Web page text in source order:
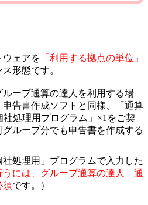
ェアを 「利用する拠点の単位」
形態です。
ループ通算の達人を利用する場
告書作成ソフトと同様、
「通算
処理用プログラム」×1をご契
グループ分でも申告書を作成する
社処理用」プログラムで入力した
には、グループ通算の達人「通
須です。）